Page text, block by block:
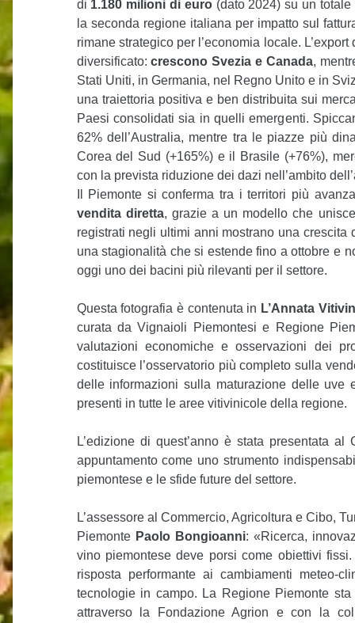
di 1.180 milioni di euro(dato 2024) su un totale
la seconda regione italiana per impatto sul
rimane strategico per l’economia locale.
diversificato:crescono Svezia e Canada,
Stati Uniti, in Germania, nel Regno Unito e in
una traiettoria positiva e ben distribuita sui
Paesi consolidati sia in quelli emergenti.
62% dell’Australia, mentre tra le piazze più
Corea del Sud (+165%) e il Brasile (+76%),
con la prevista riduzione dei dazi nell’ambito
Il Piemonte si conferma tra i territori più
vendita diretta, grazie a un modello che
registrati negli ultimi anni mostrano una
una stagionalità che si estende fino a ottobre e
oggi uno dei bacini più rilevanti per il settore.
Questa fotografia è contenuta in L’Annata
curata da Vignaioli Piemontesi e Regione
valutazioni economiche e osservazioni dei
costituisce l’osservatorio più completo sulla
delle informazioni sulla maturazione delle
presenti in tutte le aree vitivinicole della regione.
L’edizione di quest’anno è stata presentata
appuntamento come uno strumento
piemontese e le sfide future del settore.
L’assessore al Commercio, Agricoltura e Cibo,
Piemonte Paolo Bongioanni: «Ricerca,
vino piemontese deve porsi come obiettivi
risposta performante ai cambiamenti meteo-
tecnologie in campo. La Regione Piemonte
attraverso la Fondazione Agrion e con la